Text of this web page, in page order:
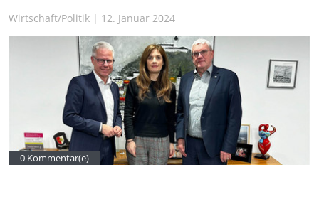
Wirtschaft/Politik | 12. Januar 2024
0 Kommentar(e)